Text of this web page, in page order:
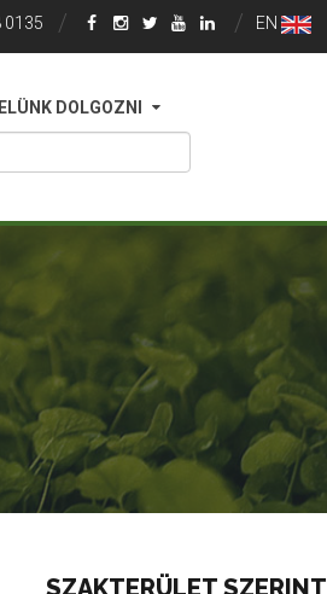
0135 EN
DOLGOZNI
SZAKTERÜLET SZERINT